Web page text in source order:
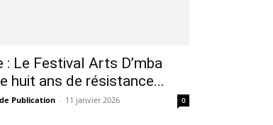
: Le Festival Arts D’mba
huit ans de résistance...
Publication - 11 janvier 2026 0